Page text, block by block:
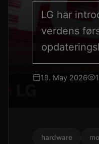
LG har
verdens
19. May 2026
hardware